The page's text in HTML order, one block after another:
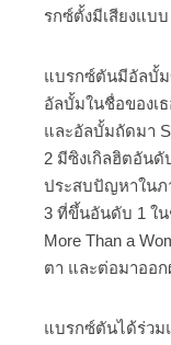
รกซ์ตั้งมีเสียงแบบ
แบรกซ์ตันมีอัลบั้
อัลบั้มในชื่อของเธ
และอัลบั้มถัดมา
2 มีซิงเกิลฮิตอันดั
ประสบปัญหาในภ
3 ที่ขึ้นอันดับ 1 ใ
More Than a
ตา และต่อมาออ
แบรกซ์ตันได้ร่วม